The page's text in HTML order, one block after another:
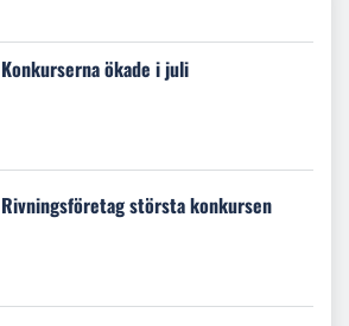
Konkurserna ökade i juli
Rivningsföretag största konkursen